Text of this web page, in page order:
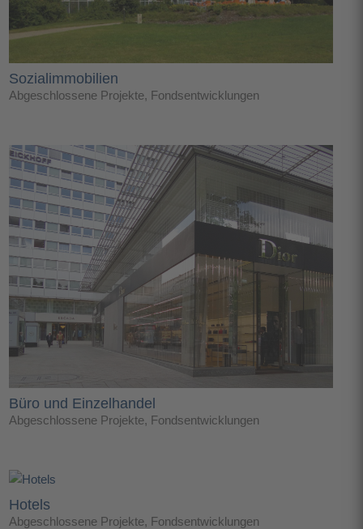
Sozialimmobilien
Abgeschlossene Projekte, Fondsentwicklungen
Büro und Einzelhandel
Abgeschlossene Projekte, Fondsentwicklungen
Hotels
Abgeschlossene Projekte, Fondsentwicklungen